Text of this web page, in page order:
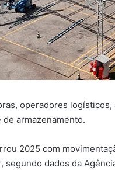
operadores
armazenamento.
2025 com
dados da